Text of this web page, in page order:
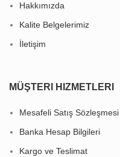
Hakkımızda
Kalite Belgelerimiz
İletişim
MÜŞTERI HIZMETLERI
Mesafeli Satış Sözleşmesi
Banka Hesap Bilgileri
Kargo ve Teslimat